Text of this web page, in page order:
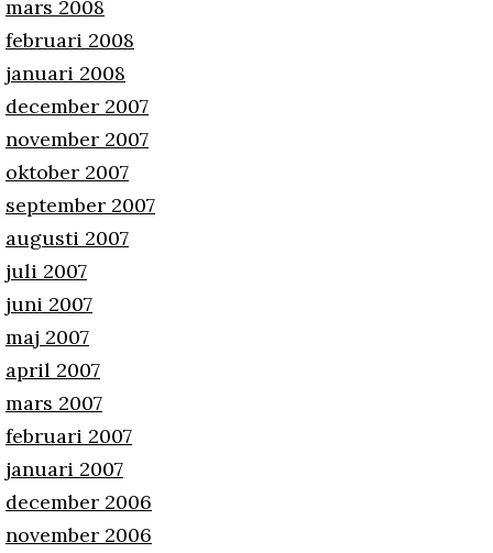
mars 2008
februari 2008
januari 2008
december 2007
november 2007
oktober 2007
september 2007
augusti 2007
juli 2007
juni 2007
maj 2007
april 2007
mars 2007
februari 2007
januari 2007
december 2006
november 2006